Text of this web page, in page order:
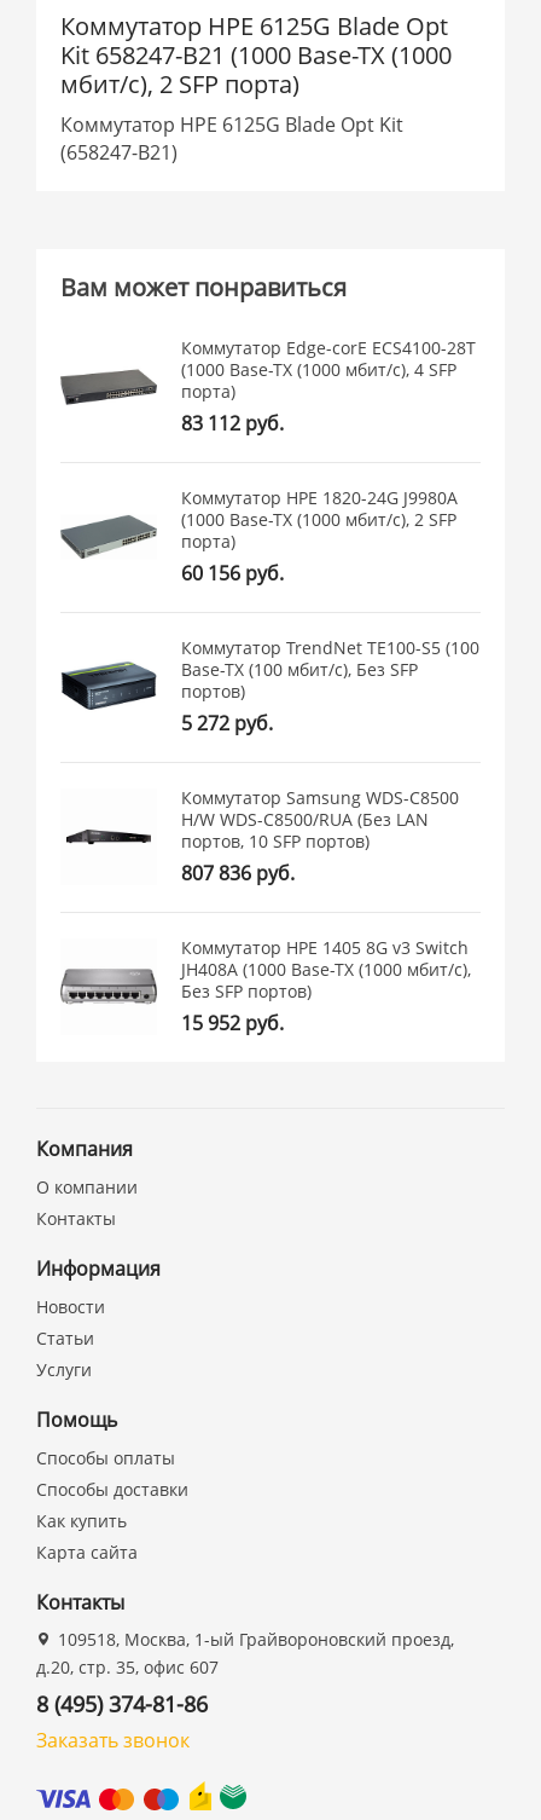
Коммутатор HPE 6125G Blade Opt
Kit 658247-B21 (1000 Base-TX (1000
мбит/с), 2 SFP порта)
Коммутатор HPE 6125G Blade Opt Kit
(658247-B21)
Вам может понравиться
Коммутатор Edge-corE ECS4100-28T
(1000 Base-TX (1000 мбит/с), 4 SFP
порта)
83 112 руб.
Коммутатор HPE 1820-24G J9980A
(1000 Base-TX (1000 мбит/с), 2 SFP
порта)
60 156 руб.
Коммутатор TrendNet TE100-S5 (100
Base-TX (100 мбит/с), Без SFP
портов)
5 272 руб.
Коммутатор Samsung WDS-C8500
H/W WDS-C8500/RUA (Без LAN
портов, 10 SFP портов)
807 836 руб.
Коммутатор HPE 1405 8G v3 Switch
JH408A (1000 Base-TX (1000 мбит/с),
Без SFP портов)
15 952 руб.
Компания
О компании
Контакты
Информация
Новости
Статьи
Услуги
Помощь
Способы оплаты
Способы доставки
Как купить
Карта сайта
Контакты
109518, Москва, 1-ый Грайвороновский проезд,
д.20, стр. 35, офис 607
8 (495) 374-81-86
Заказать звонок